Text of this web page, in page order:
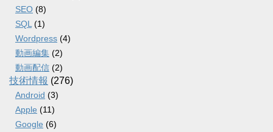
SEO (8)
SQL (1)
Wordpress (4)
動画編集 (2)
動画配信 (2)
技術情報 (276)
Android (3)
Apple (11)
Google (6)